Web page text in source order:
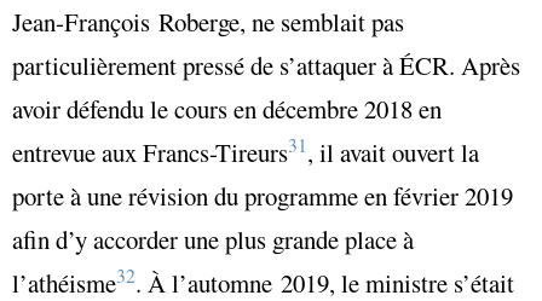
Jean-François Roberge, ne semblait pas
particulièrement pressé de s’attaquer à ÉCR. Après
avoir défendu le cours en décembre 2018 en
entrevue aux Francs-Tireurs31 , il avait ouvert la
porte à une révision du programme en février 2019
afin d’y accorder une plus grande place à
l’athéisme32. À l’automne 2019, le ministre s’était